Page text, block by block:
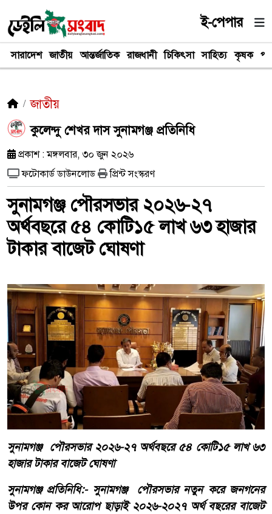
ই-পেপার
সারাদেশ জাতীয় আন্তর্জাতিক রাজধানী চিকিৎসা সাহিত্য কৃষক
জাতীয়
কুলেন্দু শেখর দাস সুনামগঞ্জ প্রতিনিধি
প্রকাশ : মঙ্গলবার, ৩০ জুন ২০২৬
ফটোকার্ড ডাউনলোড
প্রিন্ট সংস্করণ
সুনামগঞ্জ পৌরসভার ২০২৬-২৭
অর্থবছরে ৫৪ কোটি১৫ লাখ ৬৩ হাজার
টাকার বাজেট ঘোষণা
সুনামগঞ্জ পৌরসভার ২০২৬-২৭ অর্থবছরে ৫৪ কোটি১৫ লাখ ৬৩
হাজার টাকার বাজেট ঘোষণা
সুনামগঞ্জ প্রতিনিধি:- সুনামগঞ্জ পৌরসভার নতুন করে জনগনের
উপর কোন কর আরোপ ছাড়াই ২০২৬-২০২৭ অর্থ বছরের বাজেট